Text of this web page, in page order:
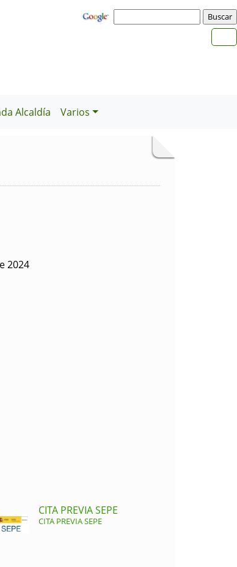
Alcaldía Varios
2024
CITA PREVIA SEPE
CITA PREVIA SEPE